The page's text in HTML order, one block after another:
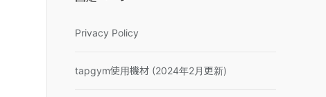
Privacy Policy
tapgym使用機材 (2024年2月更新)